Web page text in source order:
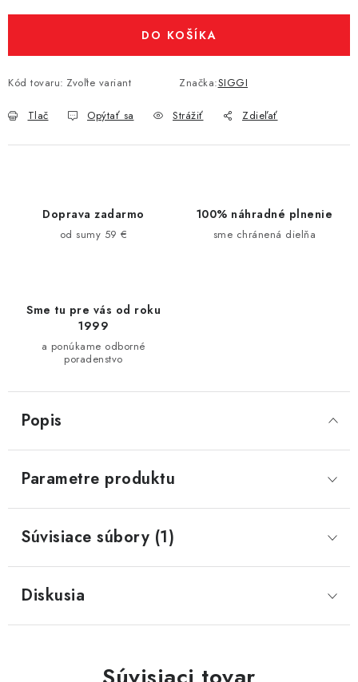
DO KOŠÍKA
Kód tovaru: Zvoľte variant Značka:SIGGI
Tlač Opýtať sa Strážiť Zdieľať
Doprava zadarmo
od sumy 59 €
100% náhradné plnenie
sme chránená dielňa
Sme tu pre vás od roku
1999
a ponúkame odborné
poradenstvo
Popis
Parametre produktu
Súvisiace súbory (1)
Diskusia